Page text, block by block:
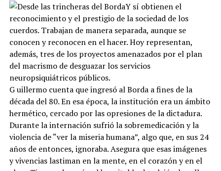
Y sí obtienen el
reconocimiento y el prestigio de la sociedad de los
cuerdos. Trabajan de manera separada, aunque se
conocen y reconocen en el hacer. Hoy representan,
además, tres de los proyectos amenazados por el plan
del macrismo de desguazar los servicios
neuropsiquiátricos públicos.
G uillermo cuenta que ingresó al Borda a fines de la
década del 80. En esa época, la institución era un ámbito
hermético, cercado por las opresiones de la dictadura.
Durante la internación sufrió la sobremedicación y la
violencia de “ver la miseria humana”, algo que, en sus 24
años de entonces, ignoraba. Asegura que esas imágenes
y vivencias lastiman en la mente, en el corazón y en el